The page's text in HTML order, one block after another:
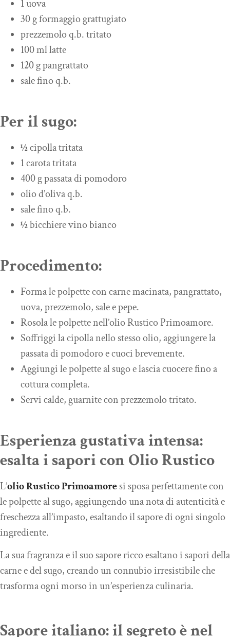
1 uova
30 g formaggio grattugiato
prezzemolo q.b. tritato
100 ml latte
120 g pangrattato
sale fino q.b.
Per il sugo:
½cipolla tritata
1 carota tritata
400 g passata di pomodoro
olio d’oliva q.b.
sale fino q.b.
½bicchiere vino bianco
Procedimento:
Forma le polpette con carne macinata, pangrattato,
uova, prezzemolo, sale e pepe.
Rosola le polpette nell’olio Rustico Primoamore.
Soffriggi la cipolla nello stesso olio, aggiungere la
passata di pomodoro e cuoci brevemente.
Aggiungi le polpette al sugo e lascia cuocere fino a
cottura completa.
Servi calde, guarnite con prezzemolo tritato.
Esperienza gustativa intensa:
esalta i sapori con Olio Rustico
L’olio Rustico Primoamoresi sposa perfettamente con
le polpette al sugo, aggiungendo una nota di autenticità e
freschezza all’impasto, esaltando il sapore di ogni singolo
ingrediente.
La sua fragranza e il suo sapore ricco esaltano i sapori della
carne e del sugo, creando un connubio irresistibile che
trasforma ogni morso in un’esperienza culinaria.
Sapore italiano: il segreto è nel